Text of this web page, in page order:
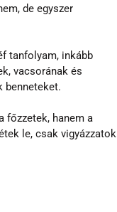
de egyszer
tanfolyam, inkább
vacsorának és
benneteket.
főzzetek, hanem a
le, csak vigyázzatok